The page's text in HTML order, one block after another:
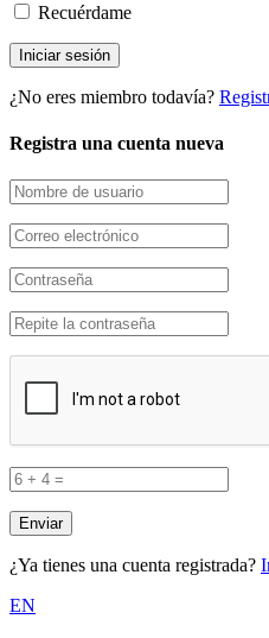
Recuérdame
¿No eres miembro todavía?
Registra una cuenta nueva
¿Ya tienes una cuenta registrada?
EN